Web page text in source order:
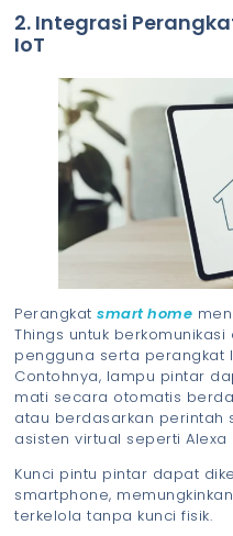
2. Integrasi
IoT
Perangkatsmart home
Things untuk
pengguna serta perangkat
Contohnya, lampu pintar
mati secara otomatis
atau berdasarkan perintah
asisten virtual seperti
Kunci pintu pintar dapat
smartphone,
terkelola tanpa kunci fisik.